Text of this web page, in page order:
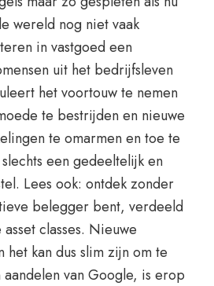
wereld nog niet vaak
in vastgoed een
uit het bedrijfsleven
het voortouw te nemen
te bestrijden en nieuwe
te omarmen en toe te
een gedeeltelijk en
Lees ook: ontdek zonder
belegger bent, verdeeld
classes. Nieuwe
het kan dus slim zijn om te
van Google, is erop